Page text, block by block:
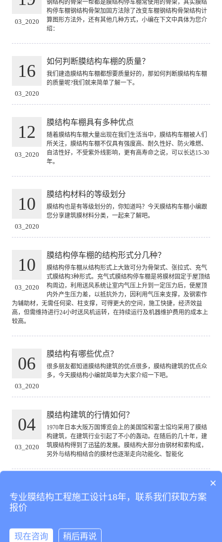
03_2020
钢结构的骨架一帮都是膜结构停车棚常使用的骨架，其实膜结
构停车棚钢结构骨架加固方法除了改变车棚钢结构骨架结构计
算图形方法外，还有其他几种方式，小编在下文中具体为您介
绍：
16
03_2020
如何判断膜结构车棚的质量？
我们建造膜结构车棚都想要质量好的，那如何判断膜结构车棚
的质量呢?我们就来简单了解一下。
12
03_2020
膜结构车棚具有多种优点
随着膜结构车棚大量出现在我们生活当中，膜结构车棚被人们
所关注，膜结构车棚不仅具有强度高、耐久性好、防火难燃、
自洁性好，不受紫外线影响，更有高寿命之说，可以长达15-30
年。
10
03_2020
膜结构材料的等级划分
膜结构也是有等级划分的，你知道吗？今天膜结构车棚小编跟
您分享建筑膜材料分类，一起来了解吧。
10
03_2020
膜结构停车棚的结构形式分几种？
膜结构停车棚从结构形式上大致可分为骨架式、张拉式、充气
式膜结构3种形式。充气式膜结构停车棚是将膜材固定于屋顶结
构周边，利用送风系统让室内气压上升到一定压力后，使屋顶
内外产生压力差，以抵抗外力，因利用气压来支撑，及钢索作
为辅助材，无需任何梁、柱支撑，可得更大的空间，施工快捷，经济效益
高，但需维持进行24小时送风机运转，在持续运行及机器维护费用的成本上
较高。
06
03_2020
膜结构有哪些优点？
很多朋友都知道膜结构建筑的优点很多，膜结构建筑的优点众
多，今天膜结构小编就简单为大家介绍一下吧。
04
03_2020
膜结构建筑的行情如何？
1970年日本大阪万国博览会上的美国馆和富士馆均采用了膜结
构建筑，在建筑行业引起了不小的轰动。在随后的几十年，建
筑膜结构得到了迅猛的发展。膜结构大部分由钢材和索构成，
另外与结构相结合的膜材也逐渐走向功能化、智能化
13
14 16 17 19 20 21 22
23
35
×
专业膜结构工程施工设计18年，联系我们获取方案
报价
现在咨询 稍后再说